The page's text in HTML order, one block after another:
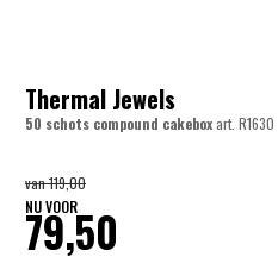
Thermal Jewels
50 schots compound cakeboxart. R1630
van119,00
NU VOOR
79,50